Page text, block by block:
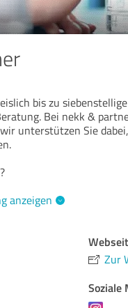
bis zu
Bei nekk &
unterstützen Sie
anzeigen
Zur
Soziale